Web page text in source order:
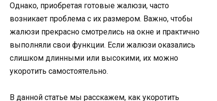
Однако, приобретая готовые жалюзи, часто
возникает проблема с их размером. Важно, чтобы
жалюзи прекрасно смотрелись на окне и практично
выполняли свои функции. Если жалюзи оказались
слишком длинными или высокими, их можно
укоротить самостоятельно.
В данной статье мы расскажем, как укоротить